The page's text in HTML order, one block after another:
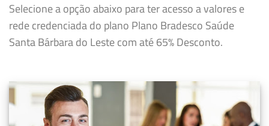
Selecione a opção abaixo para ter acesso a valores e
rede credenciada do plano Plano Bradesco Saúde
Santa Bárbara do Leste com até 65% Desconto.